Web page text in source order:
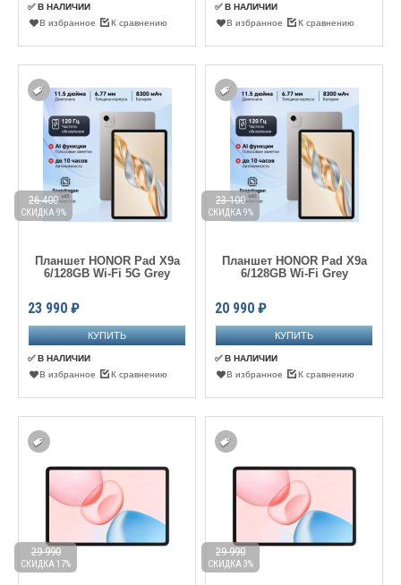
✅ В НАЛИЧИИ
В избранное
К сравнению
✅ В НАЛИЧИИ
В избранное
К сравнению
Планшет HONOR Pad X9a
6/128GB Wi-Fi 5G Grey
23 990 ₽
26 400
СКИДКА 9%
✅ В НАЛИЧИИ
В избранное
К сравнению
Планшет HONOR Pad X9a
6/128GB Wi-Fi Grey
20 990 ₽
23 100
СКИДКА 9%
✅ В НАЛИЧИИ
В избранное
К сравнению
29 990
СКИДКА 17%
29 990
СКИДКА 3%